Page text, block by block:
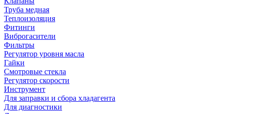
Труба медная
Теплоизоляция
Фитинги
Виброгасители
Фильтры
Регулятор уровня масла
Гайки
Смотровые стекла
Регулятор скорости
Инструмент
Для заправки и сбора хладагента
Для диагностики